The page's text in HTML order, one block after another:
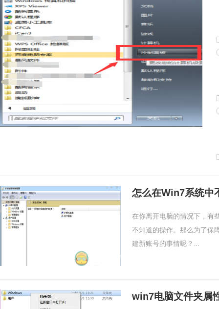
怎么在Win7系统中
在你离开电脑的情况下，有
不知道的操作。那么为了保
建新账号的事情呢？...
win7电脑文件夹属